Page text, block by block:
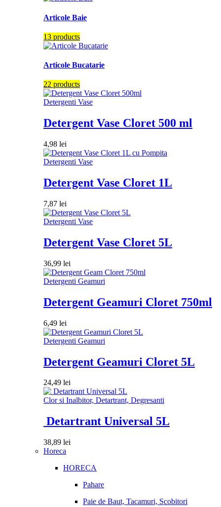
Articole Baie
13 products
Articole Bucatarie
22 products
Detergenti Vase
Detergent Vase Cloret 500 ml
4,98 lei
Detergenti Vase
Detergent Vase Cloret 1L
7,87 lei
Detergenti Vase
Detergent Vase Cloret 5L
36,99 lei
Detergenti Geamuri
Detergent Geamuri Cloret 750ml
6,49 lei
Detergenti Geamuri
Detergent Geamuri Cloret 5L
24,49 lei
Clor si Inalbitor, Detartrant, Degresanti
Detartrant Universal 5L
38,89 lei
Horeca
HORECA
Pahare
Paie de Baut, Tacamuri, Scobitori